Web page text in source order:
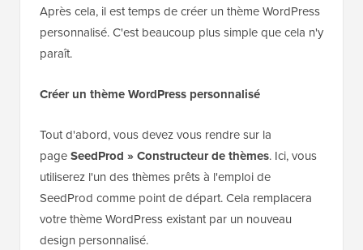
Après cela, il est temps de créer un thème WordPress
personnalisé. C'est beaucoup plus simple que cela n'y
paraît.
Créer un thème WordPress personnalisé
Tout d'abord, vous devez vous rendre sur la
pageSeedProd » Constructeur de thèmes. Ici, vous
utiliserez l'un des thèmes prêts à l'emploi de
SeedProd comme point de départ. Cela remplacera
votre thème WordPress existant par un nouveau
design personnalisé.